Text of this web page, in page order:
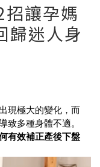
讓孕媽
歸迷人身
現極大的變化，而
致多種身體不適。
有效補正產後下盤